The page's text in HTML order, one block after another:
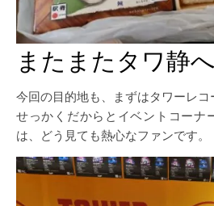
またまたタワ静へ
今回の目的地も、まずはタワーレコ
せっかくだからとイベントコーナ
は、どう見ても熱心なファンです。